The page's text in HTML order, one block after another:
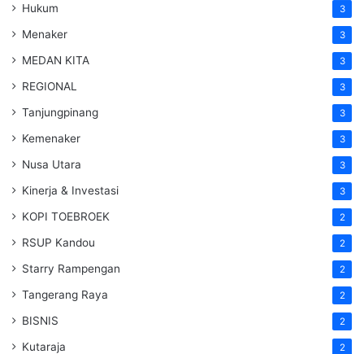
Hukum 3
Menaker 3
MEDAN KITA 3
REGIONAL 3
Tanjungpinang 3
Kemenaker 3
Nusa Utara 3
Kinerja & Investasi 3
KOPI TOEBROEK 2
RSUP Kandou 2
Starry Rampengan 2
Tangerang Raya 2
BISNIS 2
Kutaraja 2